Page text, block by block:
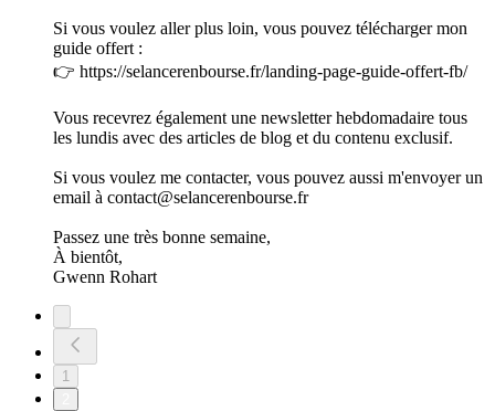
Si vous voulez aller plus loin, vous pouvez télécharger mon
guide offert :
👉 https://selancerenbourse.fr/landing-page-guide-offert-fb/
Vous recevrez également une newsletter hebdomadaire tous
les lundis avec des articles de blog et du contenu exclusif.
Si vous voulez me contacter, vous pouvez aussi m'envoyer un
email à contact@selancerenbourse.fr
Passez une très bonne semaine,
À bientôt,
Gwenn Rohart
1